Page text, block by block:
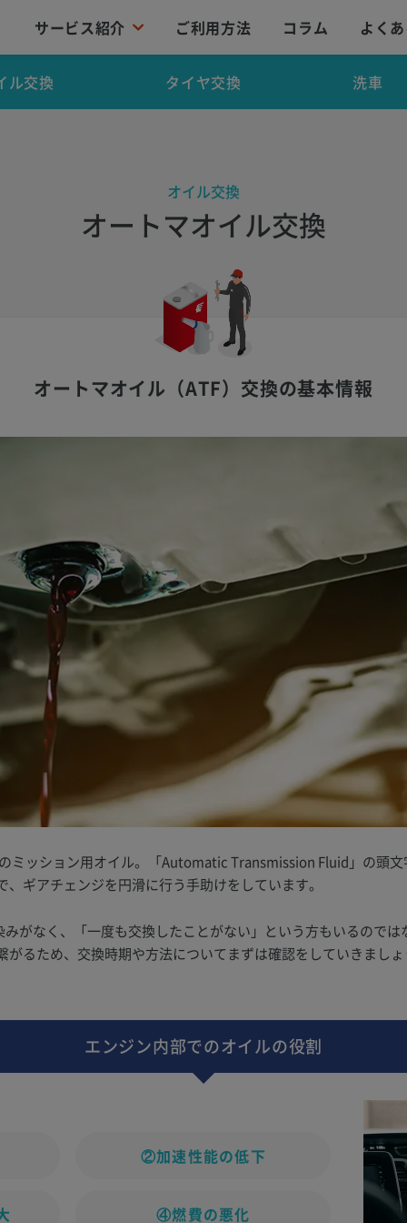
サービス紹介 ご利用方法 コラム よく
ル交換 タイヤ交換 洗車
オイル交換
オートマオイル交換
オートマオイル（ATF）交換の基本情報
ミッション用オイル。「Automatic Transmission Fluid」の頭
ギアチェンジを円滑に行う手助けをしています。
がなく、「一度も交換したことがない」という方もいるので
がるため、交換時期や方法についてまずは確認をしていきまし
エンジン内部でのオイルの役割
②加速性能の低下
④燃費の悪化